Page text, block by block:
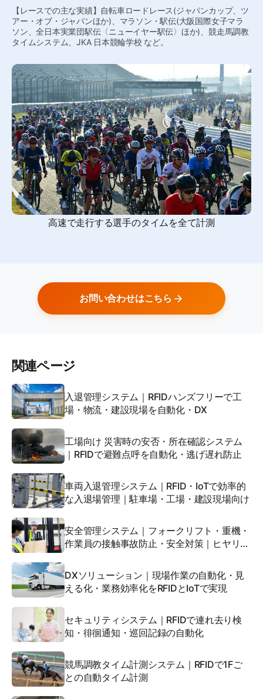
【レースでの主な実績】自転車ロードレース(ジャパンカップ、ツ
アー・オブ・ジャパンほか)、マラソン・駅伝(大阪国際女子マラ
ソン、全日本実業団駅伝〈ニューイヤー駅伝〉ほか)、競走馬調教
タイムシステム、JKA 日本競輪学校 など。
高速で走行する選手のタイムを全て計測
お問い合わせはこちら
関連ページ
入退管理システム｜RFIDハンズフリーで工
場・物流・建設現場を自動化・DX
工場向け 災害時の安否・所在確認システム
｜RFIDで避難点呼を自動化・逃げ遅れ防止
車両入退管理システム｜RFID・IoTで効率的
な入退場管理｜駐車場・工場・建設現場向け
安全管理システム｜フォークリフト・重機・
作業員の接触事故防止・安全対策｜ヒヤリハ
DXソリューション｜現場作業の自動化・見
える化・業務効率化をRFIDとIoTで実現
セキュリティシステム｜RFIDで連れ去り検
知・徘徊通知・巡回記録の自動化
競馬調教タイム計測システム｜RFIDで1Fご
との自動タイム計測